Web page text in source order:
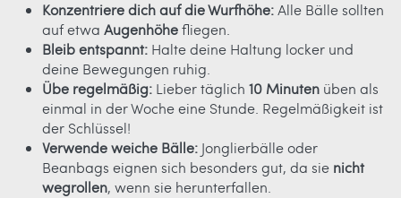
Konzentriere dich auf die Wurfhöhe:Alle Bälle sollten
auf etwa Augenhöhefliegen.
Bleib entspannt: Halte deine Haltung locker und
deine Bewegungen ruhig.
Übe regelmäßig: Lieber täglich 10 Minuten üben als
einmal in der Woche eine Stunde. Regelmäßigkeit ist
der Schlüssel!
Verwende weiche Bälle: Jonglierbälle oder
Beanbags eignen sich besonders gut, da sie nicht
wegrollen, wenn sie herunterfallen.